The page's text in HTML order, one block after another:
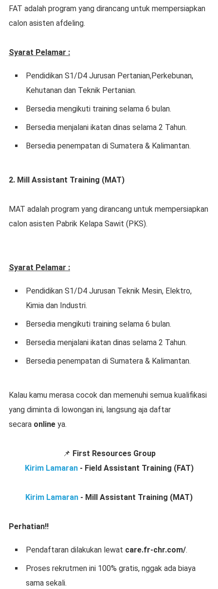
FAT adalah program yang dirancang untuk mempersiapkan
calon asisten afdeling.
Syarat Pelamar :
Pendidikan S1/D4 Jurusan Pertanian,Perkebunan,
Kehutanan dan Teknik Pertanian.
Bersedia mengikuti training selama 6 bulan.
Bersedia menjalani ikatan dinas selama 2 Tahun.
Bersedia penempatan di Sumatera & Kalimantan.
2. Mill Assistant Training (MAT)
MAT adalah program yang dirancang untuk mempersiapkan
calon asisten Pabrik Kelapa Sawit (PKS).
Syarat Pelamar :
Pendidikan S1/D4 Jurusan Teknik Mesin, Elektro,
Kimia dan Industri.
Bersedia mengikuti training selama 6 bulan.
Bersedia menjalani ikatan dinas selama 2 Tahun.
Bersedia penempatan di Sumatera & Kalimantan.
Kalau kamu merasa cocok dan memenuhi semua kualifikasi
yang diminta di lowongan ini, langsung aja daftar
secara online ya.
📌 First Resources Group
Kirim Lamaran- Field Assistant Training (FAT)
Kirim Lamaran - Mill Assistant Training (MAT)
Perhatian!!
Pendaftaran dilakukan lewat care.fr-chr.com/.
Proses rekrutmen ini 100% gratis, nggak ada biaya
sama sekali.